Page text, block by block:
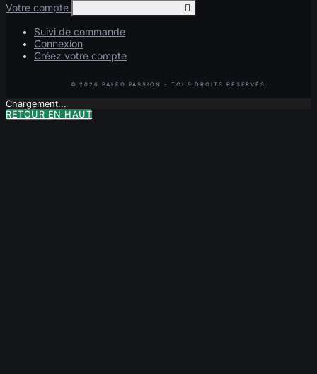
Votre compte 
Suivi de commande
Connexion
Créez votre compte
Chargement...
RETOUR EN HAUT